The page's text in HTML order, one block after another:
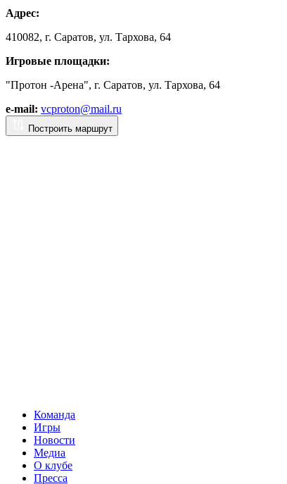
Адрес:
410082, г. Саратов, ул. Тархова, 64
Игровые площадки:
"Протон -Арена", г. Саратов, ул. Тархова, 64
e-mail: vcproton@mail.ru
Построить маршрут
Команда
Игры
Новости
Медиа
О клубе
Пресса